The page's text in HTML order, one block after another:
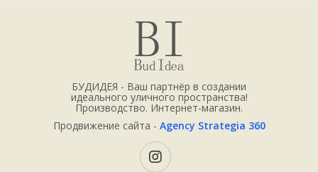
БУДИДЕЯ - Ваш партнёр в создании
идеального уличного пространства!
Производство. Интернет-магазин.
Продвижение сайта - Agency Strategia 360